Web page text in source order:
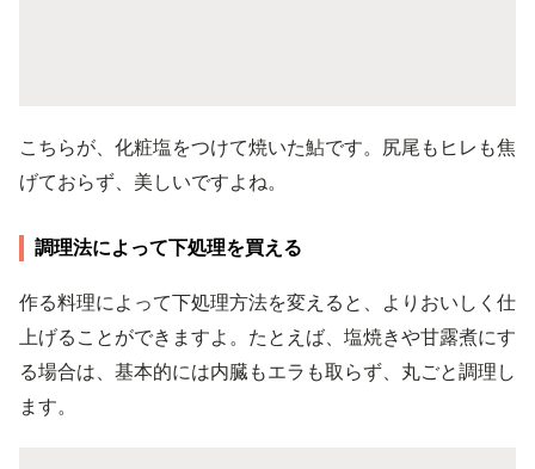
こちらが、化粧塩をつけて焼いた鮎です。尻尾もヒレも焦
げておらず、美しいですよね。
調理法によって下処理を買える
作る料理によって下処理方法を変えると、よりおいしく仕
上げることができますよ。たとえば、塩焼きや甘露煮にす
る場合は、基本的には内臓もエラも取らず、丸ごと調理し
ます。